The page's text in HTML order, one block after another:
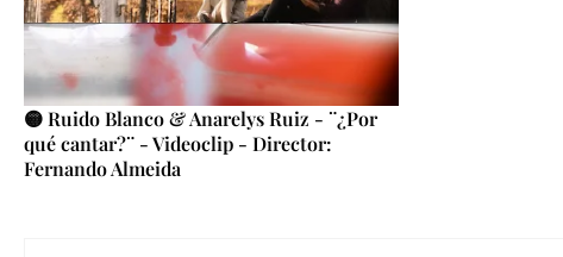
🟡 Ruido Blanco & Anarelys Ruiz - ¨¿Por
qué cantar?¨ - Videoclip - Director:
Fernando Almeida